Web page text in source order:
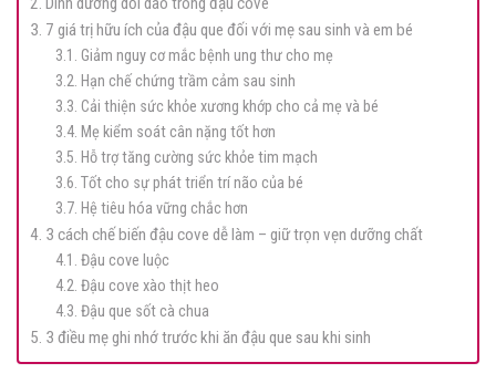
3. 7 giá trị hữu ích của đậu que đối với mẹ sau sinh và em bé
3.1. Giảm nguy cơ mắc bệnh ung thư cho mẹ
3.2. Hạn chế chứng trầm cảm sau sinh
3.3. Cải thiện sức khỏe xương khớp cho cả mẹ và bé
3.4. Mẹ kiểm soát cân nặng tốt hơn
3.5. Hỗ trợ tăng cường sức khỏe tim mạch
3.6. Tốt cho sự phát triển trí não của bé
3.7. Hệ tiêu hóa vững chắc hơn
4. 3 cách chế biến đậu cove dễ làm – giữ trọn vẹn dưỡng chất
4.1. Đậu cove luộc
4.2. Đậu cove xào thịt heo
4.3. Đậu que sốt cà chua
5. 3 điều mẹ ghi nhớ trước khi ăn đậu que sau khi sinh